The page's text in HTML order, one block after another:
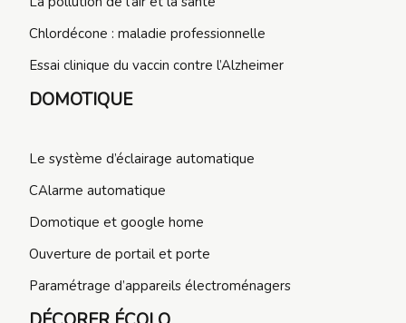
Chlordécone : maladie professionnelle
Essai clinique du vaccin contre l’Alzheimer
DOMOTIQUE
Le système d’éclairage automatique
CAlarme automatique
Domotique et google home
Ouverture de portail et porte
Paramétrage d’appareils électroménagers